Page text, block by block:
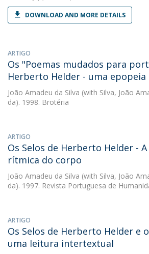
DOWNLOAD AND MORE DETAILS
ARTIGO
Os "Poemas mudados para
Herberto Helder - uma epopeia
João Amadeu da Silva (with Silva, João
da). 1998. Brotéria
ARTIGO
Os Selos de Herberto Helder -
rítmica do corpo
João Amadeu da Silva (with Silva, João
da). 1997. Revista Portuguesa de
ARTIGO
Os Selos de Herberto Helder e
uma leitura intertextual